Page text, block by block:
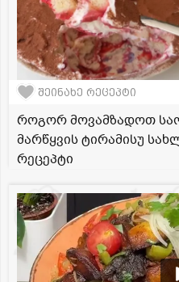
შეინახე რეცეპტი
როგორ მოვამზადოთ
მარწყვის ტირამისუ
რეცეპტი